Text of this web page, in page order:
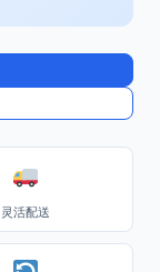
灵活配送